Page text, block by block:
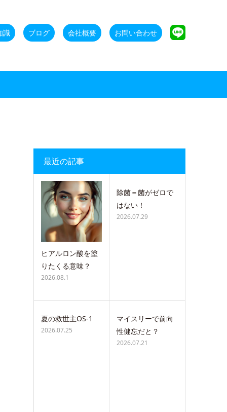
識 ブログ 会社概要 お問い合わせ
最近の記事
ヒアルロン酸を塗
りたくる意味？
2026.08.1
除菌＝菌がゼロで
はない！
2026.07.29
夏の救世主OS-1
2026.07.25
マイスリーで前向
性健忘だと？
2026.07.21